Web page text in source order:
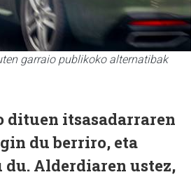
garraio publikoko alternatibak
dituen itsasadarraren
du berriro, eta
Alderdiaren ustez,